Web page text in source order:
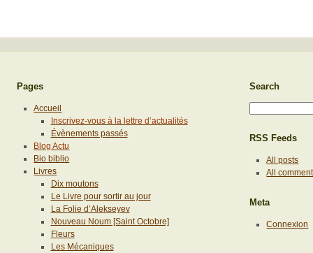
Pages
Accueil
Inscrivez-vous à la lettre d’actualités
Évènements passés
Blog Actu
Bio biblio
Livres
Dix moutons
Le Livre pour sortir au jour
La Folie d’Alekseyev
Nouveau Noum [Saint Octobre]
Fleurs
Les Mécaniques
Search
RSS Feeds
All posts
All
Meta
Connexion